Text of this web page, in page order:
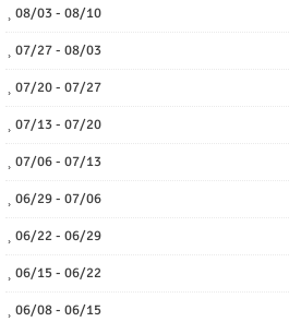
08/03 - 08/10
07/27 - 08/03
07/20 - 07/27
07/13 - 07/20
07/06 - 07/13
06/29 - 07/06
06/22 - 06/29
06/15 - 06/22
06/08 - 06/15